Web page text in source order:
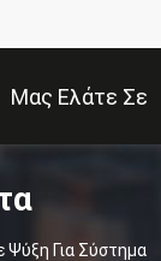
Μας Ελάτε Σε
Ψύξη Για Σύστημα